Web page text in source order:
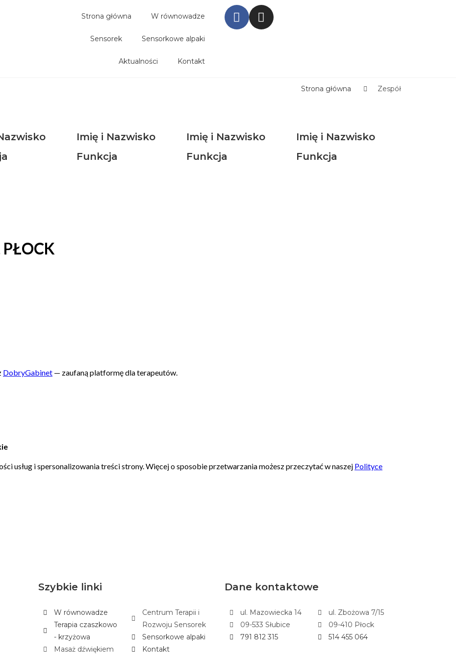
Strona główna W równowadze
Sensorek Sensorkowe alpaki
Aktualności Kontakt
Strona główna Zespół
Imię i Nazwisko
Funkcja
Imię i Nazwisko
Funkcja
Imię i Nazwisko
Funkcja
Szybkie linki
W równowadze
Terapia czaszkowo
- krzyżowa
Masaż dźwiękiem
Centrum Terapii i
Rozwoju Sensorek
Sensorkowe alpaki
Kontakt
Dane kontaktowe
ul. Mazowiecka 14
09-533 Słubice
791 812 315
ul. Zbożowa 7/15
09-410 Płock
514 455 064